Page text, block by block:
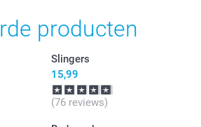
(hoogte) x 6 cm (diameter)
producten
Slingers
15,99
(76 reviews)